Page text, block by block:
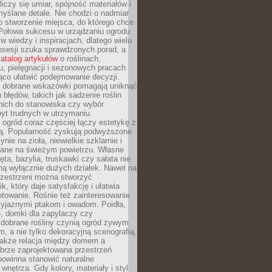
się umiar, spójność materiałów i
detale. Nie chodzi o nadmiar
stworzenie miejsca, do którego chce
sukcesu w urządzaniu ogrodu
wiedzy i inspiracjach, dlatego wielu
szuka sprawdzonych porad, a
artykułówo roślinach,
pielęgnacji i sezonowych pracach
ułatwić podejmowanie decyzji.
dobrane wskazówki pomagają uniknąć
takich jak sadzenie roślin
do stanowiska czy wybór
trudnych w utrzymaniu.
coraz częściej łączy estetykę z
Popularność zyskują podwyższone
na zioła, niewielkie szklarnie i
na świeżym powietrzu. Własne
bazylia, truskawki czy sałata nie
wyłącznie dużych działek. Nawet na
można stworzyć
który daje satysfakcję i ułatwia
Rośnie też zainteresowanie
ptakom i owadom. Poidła,
domki dla zapylaczy czy
rośliny czynią ogród żywym
a nie tylko dekoracyjną scenografią.
relacja między domem a
zaprojektowana przestrzeń
stanowić naturalne
wnętrza. Gdy kolory, materiały i styl